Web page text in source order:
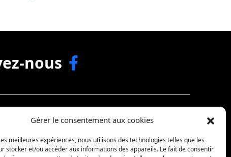
Gérer le consentement aux cookies
meilleures expériences, nous utilisons des technologies telles que les
stocker et/ou accéder aux informations des appareils. Le fait de consentir
nous